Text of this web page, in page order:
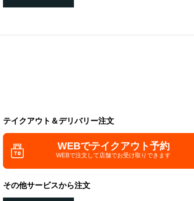
テイクアウト＆デリバリー注文
WEBでテイクアウト予約
WEBで注文して 店舗でお受け取りできます
その他サービスから注文